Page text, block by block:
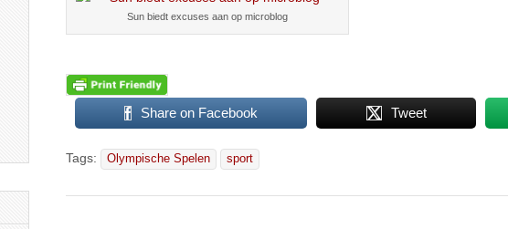
Sun biedt excuses aan op microblog
Share on Facebook Tweet
Tags: Olympische Spelen sport